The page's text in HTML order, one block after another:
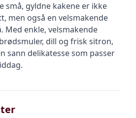
små, gyldne kakene er ikke
men også en velsmakende
Med enkle, velsmakende
dill og frisk sitron,
sann delikatesse som passer